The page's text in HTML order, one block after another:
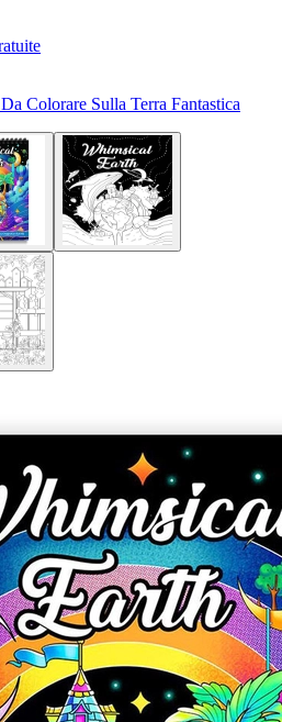
Colorare Sulla Terra Fantastica